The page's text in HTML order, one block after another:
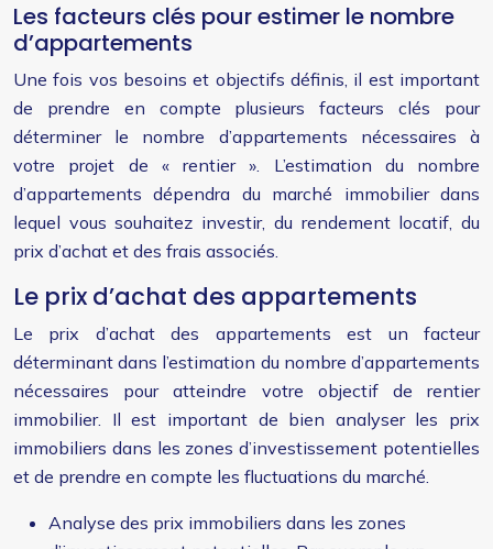
Les facteurs clés pour estimer le nombre
d’appartements
Une fois vos besoins et objectifs définis, il est important
de prendre en compte plusieurs facteurs clés pour
déterminer le nombre d’appartements nécessaires à
votre projet de « rentier ». L’estimation du nombre
d’appartements dépendra du marché immobilier dans
lequel vous souhaitez investir, du rendement locatif, du
prix d’achat et des frais associés.
Le prix d’achat des appartements
Le prix d’achat des appartements est un facteur
déterminant dans l’estimation du nombre d’appartements
nécessaires pour atteindre votre objectif de rentier
immobilier. Il est important de bien analyser les prix
immobiliers dans les zones d’investissement potentielles
et de prendre en compte les fluctuations du marché.
Analyse des prix immobiliers dans les zones